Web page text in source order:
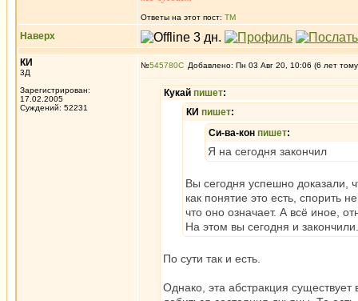
Ответы на этот пост: ТМ
Наверх
КИ
3Д
Зарегистрирован:
17.02.2005
Суждений: 52231
№545780 Добавлено: Пн 03 Авг 20, 10:06 (6 лет
Кукай пишет:
КИ пишет:
Си-ва-кон пишет:
Я на сегодня закончил
Вы сегодня успешно доказали,
как понятие это есть,
что оно означает. А всё иное,
На этом вы сегодня и закончили.
По сути так и есть.
Однако, эта абстракция